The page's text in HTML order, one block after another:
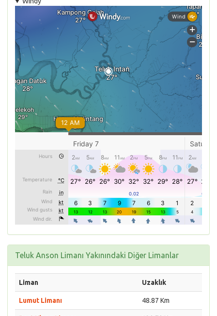
Teluk Anson Limanı Yakınındaki Diğer Limanlar
Liman Uzaklık
Lumut Limanı 48.87 Km